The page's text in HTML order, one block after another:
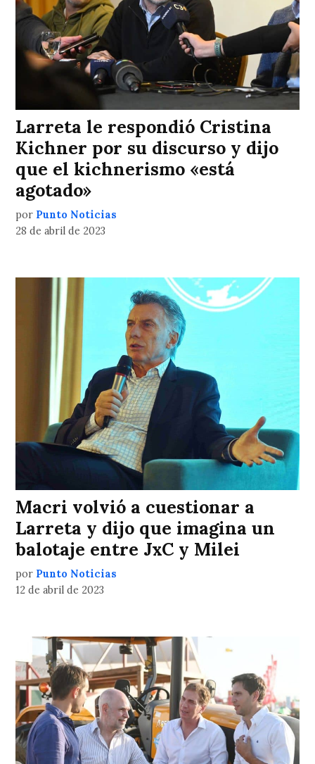
Larreta le respondió Cristina
Kichner por su discurso y dijo
que el kichnerismo «está
agotado»
por Punto Noticias
28 de abril de 2023
Macri volvió a cuestionar a
Larreta y dijo que imagina un
balotaje entre JxC y Milei
por Punto Noticias
12 de abril de 2023